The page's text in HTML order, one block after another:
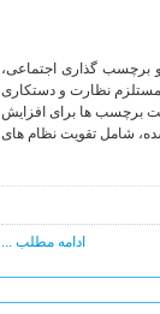
برچسب گذاری اجتماعی،
مستلزم نظارت و دستکاری
برچسب ها برای افزایش
شامل تقویت نظام های
ادامه مطلب ...